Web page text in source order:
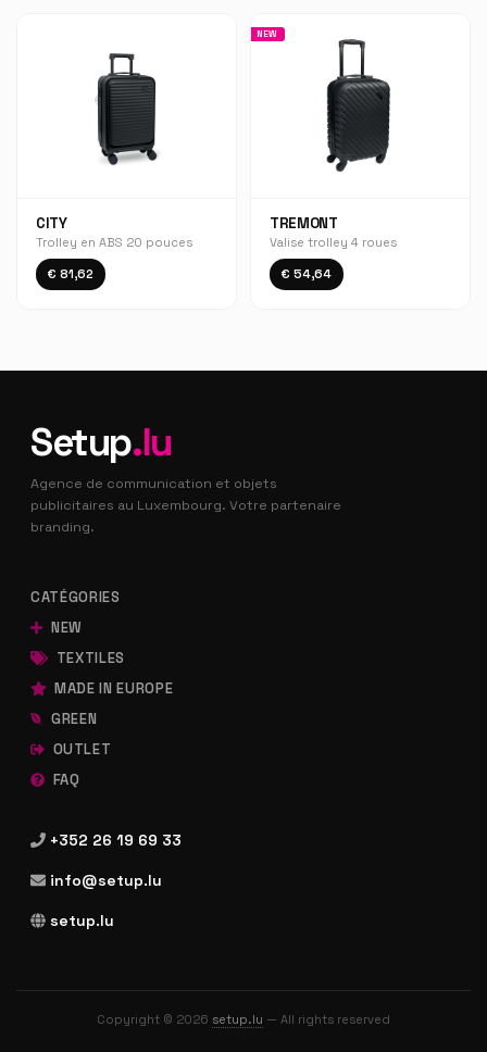
CITY
Trolley en ABS 20 pouces
€ 81,62
NEW
TREMONT
Valise trolley 4 roues
€ 54,64
Setup.lu
Agence de communication et objets
publicitaires au Luxembourg. Votre partenaire
branding.
CATÉGORIES
NEW
TEXTILES
MADE IN EUROPE
GREEN
OUTLET
FAQ
+352 26 19 69 33
info@setup.lu
setup.lu
Copyright © 2026 setup.lu — All rights reserved